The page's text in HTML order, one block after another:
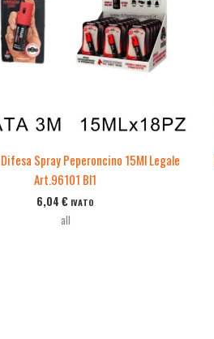
Spray Peperoncino 15Ml Legale
Art.96101 Bl1
6,04 € IVATO
all